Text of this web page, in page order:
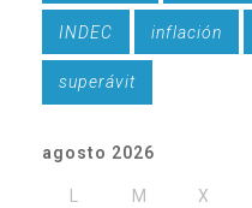
INDEC inflación
superávit
agosto 2026
L M X